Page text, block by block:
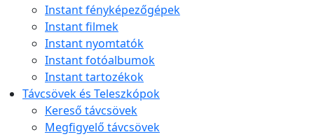
Instant fényképezőgépek
Instant filmek
Instant nyomtatók
Instant fotóalbumok
Instant tartozékok
Távcsövek és Teleszkópok
Kereső távcsövek
Megfigyelő távcsövek